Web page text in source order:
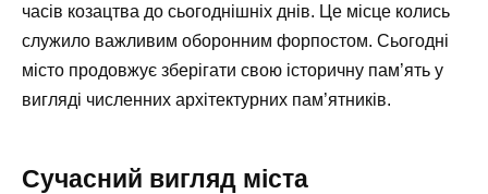
часів козацтва до сьогоднішніх днів. Це місце колись
служило важливим оборонним форпостом. Сьогодні
місто продовжує зберігати свою історичну пам’ять у
вигляді численних архітектурних пам’ятників.
Сучасний вигляд міста